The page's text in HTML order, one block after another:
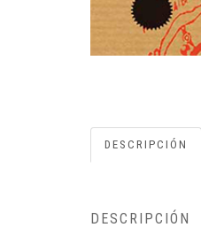
DESCRIPCIÓN
DESCRIPCIÓN